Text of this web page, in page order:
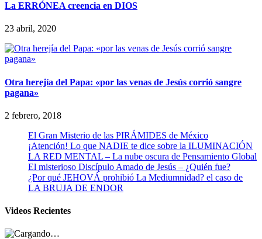
La ERRÓNEA creencia en DIOS
23 abril, 2020
Otra herejía del Papa: «por las venas de Jesús corrió sangre
pagana»
2 febrero, 2018
El Gran Misterio de las PIRÁMIDES de México
¡Atención! Lo que NADIE te dice sobre la ILUMINACIÓN
LA RED MENTAL – La nube oscura de Pensamiento Global
El misterioso Discípulo Amado de Jesús – ¿Quién fue?
¿Por qué JEHOVÁ prohibió La Mediumnidad? el caso de
LA BRUJA DE ENDOR
Videos Recientes